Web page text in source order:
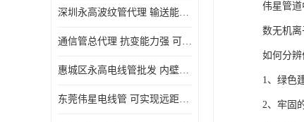
深圳永高波纹管代理 输送能力强 可以承受高温
通信管总代理 抗变能力强 可耐强震 扭曲
惠城区永高电线管批发 内壁光滑 抗震性能好
东莞伟星电线管 可实现远距离通信 频率稳定性好
伟星管道
数无机离
如何分辨
1、绿色
2、牢固